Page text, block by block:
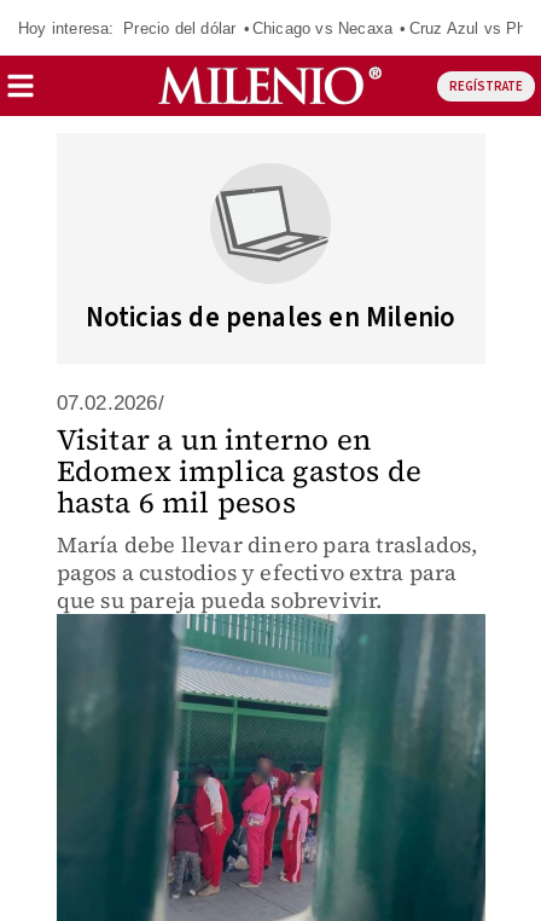
Hoy interesa: Precio del dólar Chicago vs Necaxa Cruz Azul vs
REGÍSTRATE
Noticias de penales en Milenio
07.02.2026/
Visitar a un interno en
Edomex implica gastos de
hasta 6 mil pesos
María debe llevar dinero para traslados,
pagos a custodios y efectivo extra para
que su pareja pueda sobrevivir.